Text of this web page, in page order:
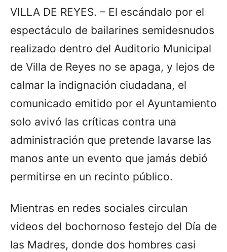
VILLA DE REYES. – El escándalo por el
espectáculo de bailarines semidesnudos
realizado dentro del Auditorio Municipal
de Villa de Reyes no se apaga, y lejos de
calmar la indignación ciudadana, el
comunicado emitido por el Ayuntamiento
solo avivó las críticas contra una
administración que pretende lavarse las
manos ante un evento que jamás debió
permitirse en un recinto público.
Mientras en redes sociales circulan
videos del bochornoso festejo del Día de
las Madres, donde dos hombres casi